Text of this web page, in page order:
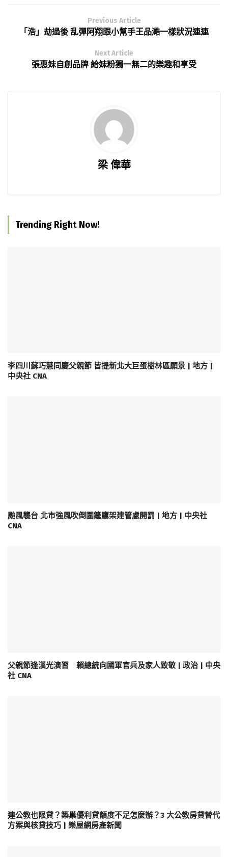
Previous Article
「浩」劫過後 乱彈阿翔跟小幫手王品澔一樣狀況連連
Next Article
張惠妹自創品牌 給妹粉獨一無二的樂趣和享受
梁 偉華
Trending Right Now!
李四川蘇巧慧同慶父親節 皆提新北大巨蛋樹林區願景 | 地方 |
中央社 CNA
颱風襲台 北市強風吹倒圍籬鷹架建管處開罰 | 地方 | 中央社
CNA
父親節逢漢光演習 賴總統向國軍官兵及家人致敬 | 政治 | 中央
社 CNA
連公教也限貸？築巢優利貸額度不足怎麼辦？3 大公教房貸替代
方案與核貸技巧 | 樂屋網房產新聞